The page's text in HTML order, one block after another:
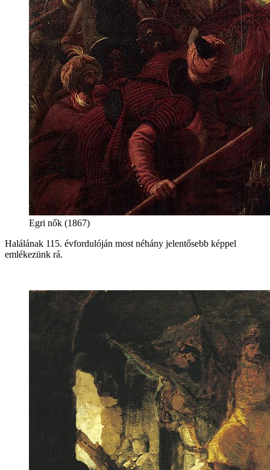
Egri nők (1867)
Halálának 115. évfordulóján most néhány jelentősebb képpel
emlékezünk rá.